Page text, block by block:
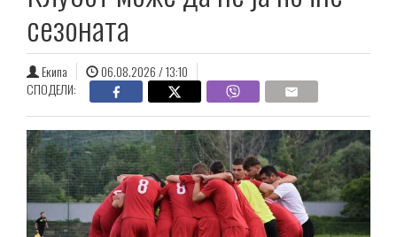
сезоната
Екипа
06.08.2026 / 13:10
СПОДЕЛИ: